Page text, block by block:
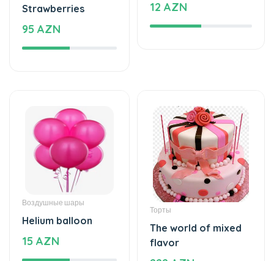
95 AZN
Воздушные шары
Helium balloon
15 AZN
Торты
The world of mixed
flavor
222 AZN